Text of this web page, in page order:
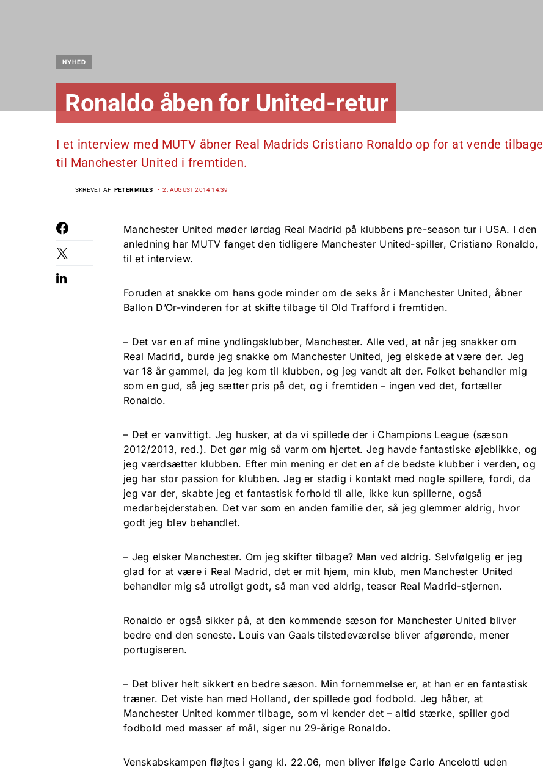
NYHED
Ronaldo åben for United-retur
I et interview med MUTV åbner Real Madrids Cristiano Ronaldo op for at vende tilbage
til Manchester United i fremtiden.
SKREVET AF PETER MILES 2. AUGUST 2014 14:39
Manchester United møder lørdag Real Madrid på klubbens pre-season tur i USA. I den
anledning har MUTV fanget den tidligere Manchester United-spiller, Cristiano Ronaldo,
til et interview.
Foruden at snakke om hans gode minder om de seks år i Manchester United, åbner
Ballon D’Or-vinderen for at skifte tilbage til Old Trafford i fremtiden.
– Det var en af mine yndlingsklubber, Manchester. Alle ved, at når jeg snakker om
Real Madrid, burde jeg snakke om Manchester United, jeg elskede at være der. Jeg
var 18 år gammel, da jeg kom til klubben, og jeg vandt alt der. Folket behandler mig
som en gud, så jeg sætter pris på det, og i fremtiden – ingen ved det, fortæller
Ronaldo.
– Det er vanvittigt. Jeg husker, at da vi spillede der i Champions League (sæson
2012/2013, red.). Det gør mig så varm om hjertet. Jeg havde fantastiske øjeblikke, og
jeg værdsætter klubben. Efter min mening er det en af de bedste klubber i verden, og
jeg har stor passion for klubben. Jeg er stadig i kontakt med nogle spillere, fordi, da
jeg var der, skabte jeg et fantastisk forhold til alle, ikke kun spillerne, også
medarbejderstaben. Det var som en anden familie der, så jeg glemmer aldrig, hvor
godt jeg blev behandlet.
– Jeg elsker Manchester. Om jeg skifter tilbage? Man ved aldrig. Selvfølgelig er jeg
glad for at være i Real Madrid, det er mit hjem, min klub, men Manchester United
behandler mig så utroligt godt, så man ved aldrig, teaser Real Madrid-stjernen.
Ronaldo er også sikker på, at den kommende sæson for Manchester United bliver
bedre end den seneste. Louis van Gaals tilstedeværelse bliver afgørende, mener
portugiseren.
– Det bliver helt sikkert en bedre sæson. Min fornemmelse er, at han er en fantastisk
træner. Det viste han med Holland, der spillede god fodbold. Jeg håber, at
Manchester United kommer tilbage, som vi kender det – altid stærke, spiller god
fodbold med masser af mål, siger nu 29-årige Ronaldo.
Venskabskampen fløjtes i gang kl. 22.06, men bliver ifølge Carlo Ancelotti uden